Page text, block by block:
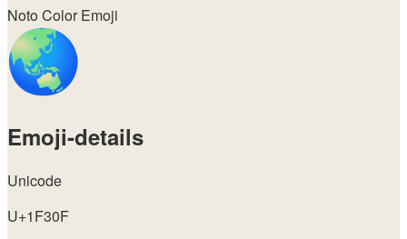
Noto Color Emoji
Emoji-details
Unicode
U+1F30F